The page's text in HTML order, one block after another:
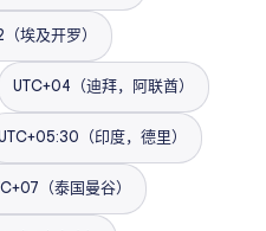
埃及开罗）
UTC+04（迪拜，阿联酋）
（印度，德里）
（泰国曼谷）